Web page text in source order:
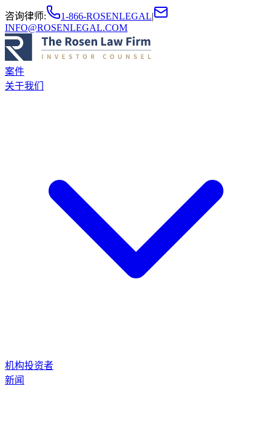
咨询律师: 1-866-ROSENLEGAL|
INFO@ROSENLEGAL.COM
案件
关于我们
机构投资者
新闻